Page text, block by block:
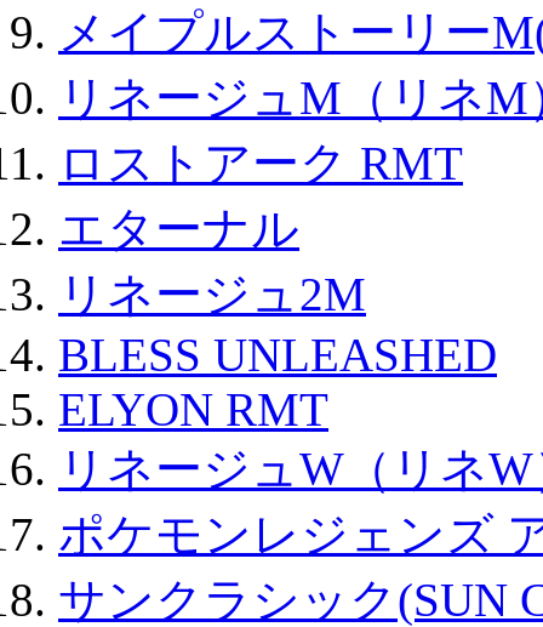
メイプルストーリー
リネージュM（リネM
ロストアーク RMT
エターナル
リネージュ2M
BLESS UNLEASHED
ELYON RMT
リネージュW（リネ
ポケモンレジェンズ
サンクラシック(SUN